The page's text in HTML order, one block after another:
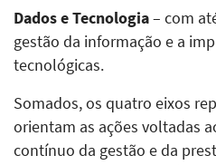
Dados e Tecnologia– com
gestão da informação e a
tecnológicas.
Somados, os quatro eixos
orientam as ações voltadas
contínuo da gestão e da